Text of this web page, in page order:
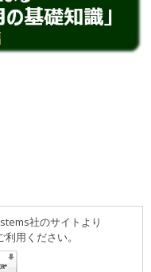
社のサイトより
用ください。